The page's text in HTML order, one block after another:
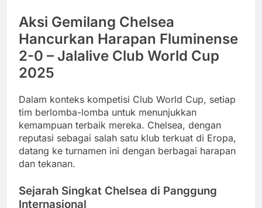
Aksi Gemilang Chelsea
Hancurkan Harapan Fluminense
2-0 – Jalalive Club World Cup
2025
Dalam konteks kompetisi Club World Cup, setiap
tim berlomba-lomba untuk menunjukkan
kemampuan terbaik mereka. Chelsea, dengan
reputasi sebagai salah satu klub terkuat di Eropa,
datang ke turnamen ini dengan berbagai harapan
dan tekanan.
Sejarah Singkat Chelsea di Panggung
Internasional